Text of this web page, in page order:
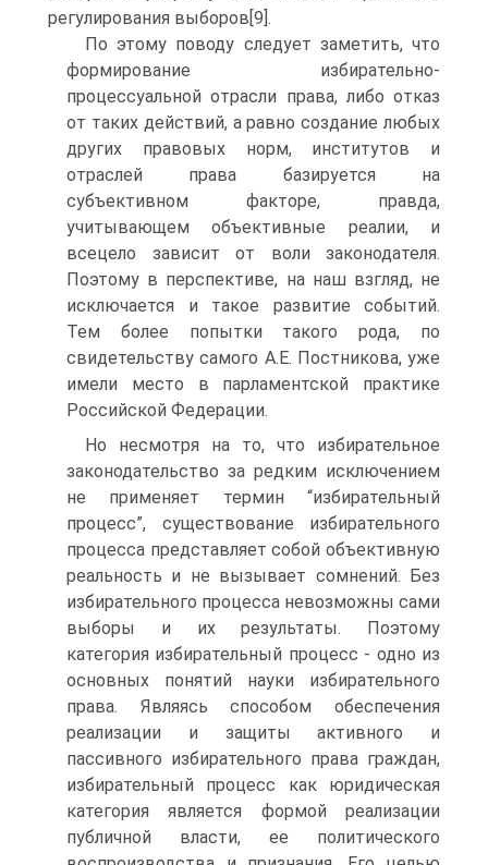
регулирования выборов[9].
По этому поводу следует заметить, что
формирование избирательно-
процессуальной отрасли права, либо отказ
от таких действий, а равно создание любых
других правовых норм, институтов и
отраслей права базируется на
субъективном факторе, правда,
учитывающем объективные реалии, и
всецело зависит от воли законодателя.
Поэтому в перспективе, на наш взгляд, не
исключается и такое развитие событий.
Тем более попытки такого рода, по
свидетельству самого А.Е. Постникова, уже
имели место в парламентской практике
Российской Федерации.
Но несмотря на то, что избирательное
законодательство за редким исключением
не применяет термин “избирательный
процесс”, существование избирательного
процесса представляет собой объективную
реальность и не вызывает сомнений. Без
избирательного процесса невозможны сами
выборы и их результаты. Поэтому
категория избирательный процесс - одно из
основных понятий науки избирательного
права. Являясь способом обеспечения
реализации и защиты активного и
пассивного избирательного права граждан,
избирательный процесс как юридическая
категория является формой реализации
публичной власти, ее политического